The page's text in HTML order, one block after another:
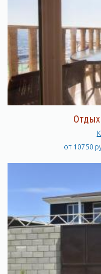
Отдых
от 10750